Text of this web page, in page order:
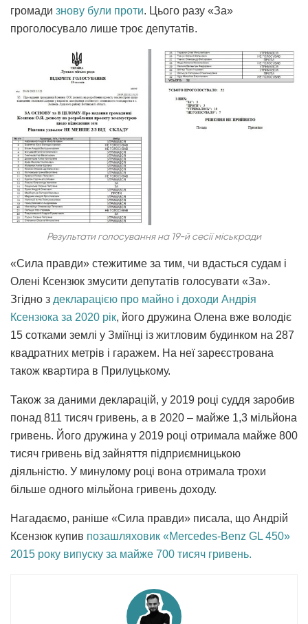
громади знову були проти. Цього разу «За»
проголосувало лише троє депутатів.
Результати голосування на 19-й сесії міськради
«Сила правди» стежитиме за тим, чи вдасться судам і
Олені Ксензюк змусити депутатів голосувати «За».
Згідно з декларацією про майно і доходи Андрія
Ксензюка за 2020 рік, його дружина Олена вже володіє
15 сотками землі у Зміїнці із житловим будинком на 287
квадратних метрів і гаражем. На неї зареєстрована
також квартира в Прилуцькому.
Також за даними декларацій, у 2019 році суддя заробив
понад 811 тисяч гривень, а в 2020 – майже 1,3 мільйона
гривень. Його дружина у 2019 році отримала майже 800
тисяч гривень від зайняття підприємницькою
діяльністю. У минулому році вона отримала трохи
більше одного мільйона гривень доходу.
Нагадаємо, раніше «Сила правди» писала, що Андрій
Ксензюк купив позашляховик «Mercedes-Benz GL 450»
2015 року випуску за майже 700 тисяч гривень.